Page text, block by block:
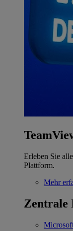
Erleben Sie
Plattform.
Mehr
Zentrale